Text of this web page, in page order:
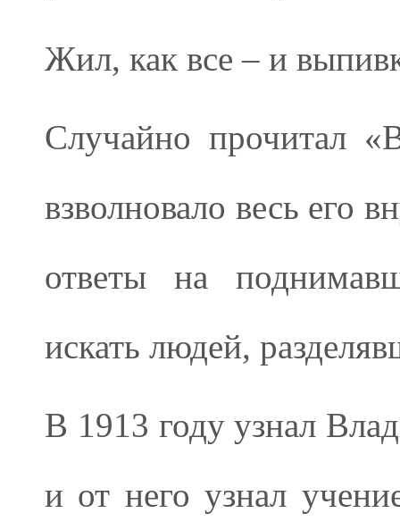
Жил, как все – и
Случайно прочитал
взволновало весь его
ответы на
искать людей,
В 1913 году узнал
и от него узнал